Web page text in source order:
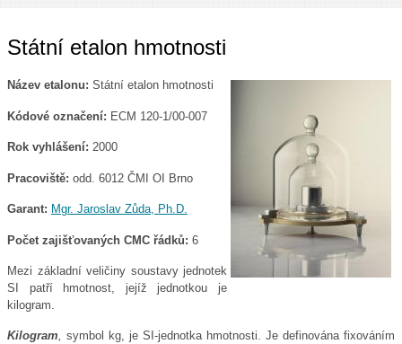
Státní etalon hmotnosti
Název etalonu: Státní etalon hmotnosti
Kódové označení: ECM 120-1/00-007
Rok vyhlášení: 2000
Pracoviště: odd. 6012 ČMI OI Brno
Garant: Mgr. Jaroslav Zůda, Ph.D.
Počet zajišťovaných CMC řádků: 6
Mezi základní veličiny soustavy jednotek
SI patří hmotnost, jejíž jednotkou je
kilogram.
Kilogram, symbol kg, je SI-jednotka hmotnosti. Je definována fixováním